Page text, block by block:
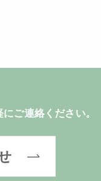
ご連絡ください。